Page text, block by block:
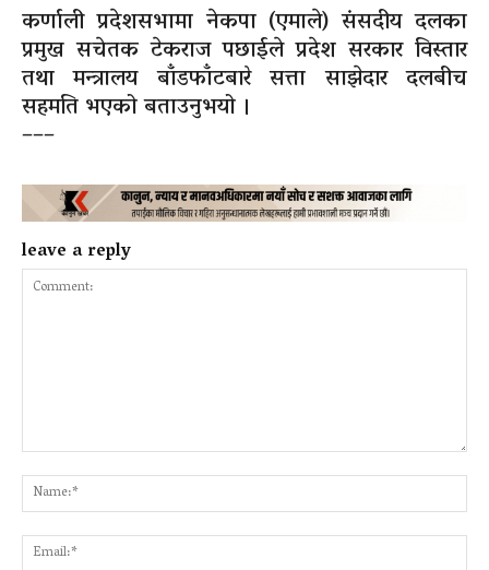
कर्णाली प्रदेशसभामा नेकपा (एमाले) संसदीय दलका
प्रमुख सचेतक टेकराज पछाईले प्रदेश सरकार विस्तार
तथा मन्त्रालय बाँडफाँटबारे सत्ता साझेदार दलबीच
सहमति भएको बताउनुभयो ।
–––
leave a reply